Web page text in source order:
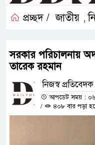
প্রচ্ছদ / জাতীয় ,
সরকার পরিচালনায়
তারেক রহমান
নিজস্ব প্রতিবেদক
আপডেট সময় :
/
৪০৮ বার পড়া